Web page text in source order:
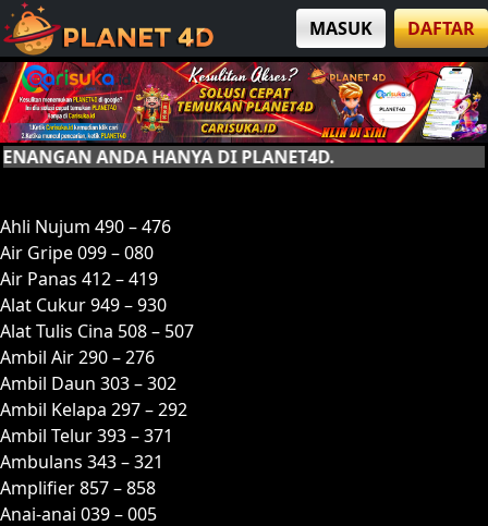
MASUK DAFTAR
ANDA HANYA DI PLANET4D.
Ahli Nujum 490 – 476
Air Gripe 099 – 080
Air Panas 412 – 419
Alat Cukur 949 – 930
Alat Tulis Cina 508 – 507
Ambil Air 290 – 276
Ambil Daun 303 – 302
Ambil Kelapa 297 – 292
Ambil Telur 393 – 371
Ambulans 343 – 321
Amplifier 857 – 858
Anai-anai 039 – 005